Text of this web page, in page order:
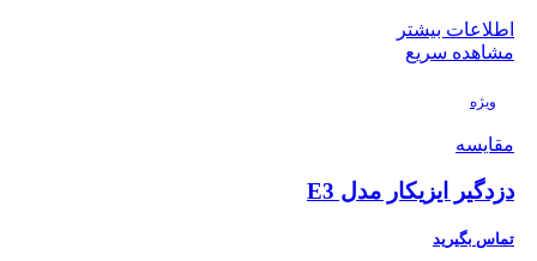
اطلاعات بیشتر
مشاهده سریع
ویژه
مقایسه
دزدگیر ایزیکار مدل E3
تماس بگیرید